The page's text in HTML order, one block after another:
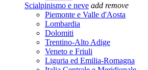
Scialpinismo e neve add remove
Piemonte e Valle d'Aosta
Lombardia
Dolomiti
Trentino-Alto Adige
Veneto e Friuli
Liguria ed Emilia-Romagna